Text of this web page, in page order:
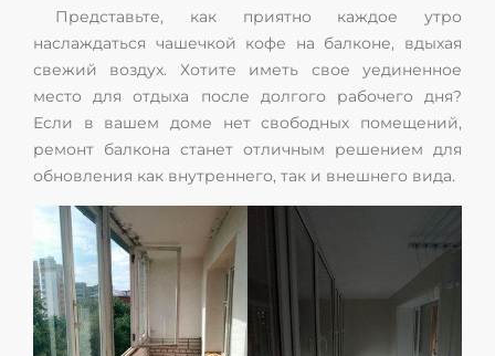
Представьте, как приятно каждое утро
наслаждаться чашечкой кофе на балконе, вдыхая
свежий воздух. Хотите иметь свое уединенное
место для отдыха после долгого рабочего дня?
Если в вашем доме нет свободных помещений,
ремонт балкона станет отличным решением для
обновления как внутреннего, так и внешнего вида.